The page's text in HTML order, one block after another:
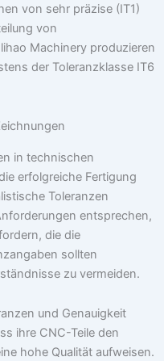
von sehr präzise (IT1)
von
Machinery produzieren
der Toleranzklasse IT6
in technischen
erfolgreiche Fertigung
Toleranzen
entsprechen,
die die
sollten
zu vermeiden.
und Genauigkeit
ihre CNC-Teile den
hohe Qualität aufweisen.